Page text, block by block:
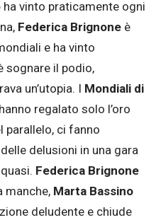
ha vinto praticamente ogni
Federica Brignone è
e ha vinto
sognare il podio,
un’utopia. I Mondiali di
regalato solo l’oro
parallelo, ci fanno
delusioni in una gara
Federica Brignone
manche, Marta Bassino
deludente e chiude